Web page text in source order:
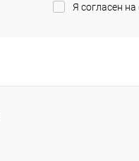
Я согласен на